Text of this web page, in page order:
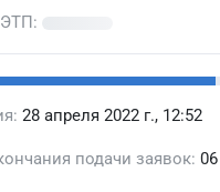
28 апреля 2022 г., 12:52
подачи заявок